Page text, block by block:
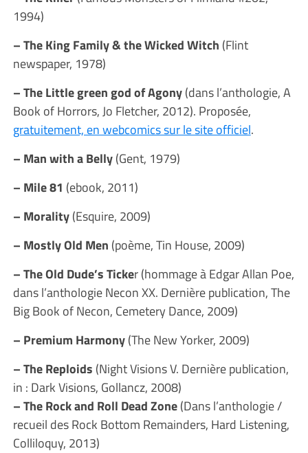
1994)
– The King Family & the Wicked Witch (Flint
newspaper, 1978)
– The Little green god of Agony(dans l’anthologie, A
Book of Horrors, Jo Fletcher, 2012). Proposée,
gratuitement, en webcomics sur le site officiel.
– Man with a Belly(Gent, 1979)
– Mile 81 (ebook, 2011)
– Morality(Esquire, 2009)
– Mostly Old Men (poème, Tin House, 2009)
– The Old Dude’s Ticker (hommage à Edgar Allan Poe,
dans l’anthologie Necon XX. Dernière publication, The
Big Book of Necon, Cemetery Dance, 2009)
– Premium Harmony(The New Yorker, 2009)
– The Reploids (Night Visions V. Dernière publication,
in : Dark Visions, Gollancz, 2008)
– The Rock and Roll Dead Zone(Dans l’anthologie /
recueil des Rock Bottom Remainders, Hard Listening,
Colliloquy, 2013)